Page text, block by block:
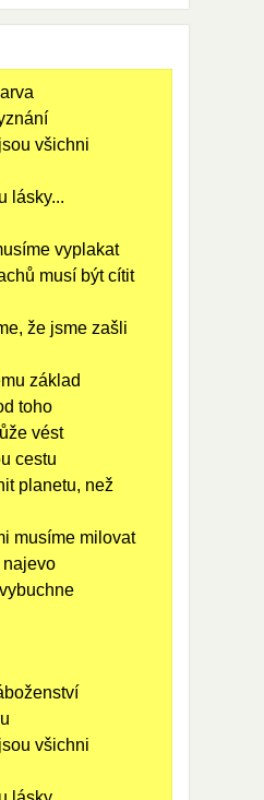
všichni
lásky...
vyplakat
musí být cítit
že jsme zašli
základ
toho
vést
cestu
planetu, než
musíme milovat
najevo
všichni